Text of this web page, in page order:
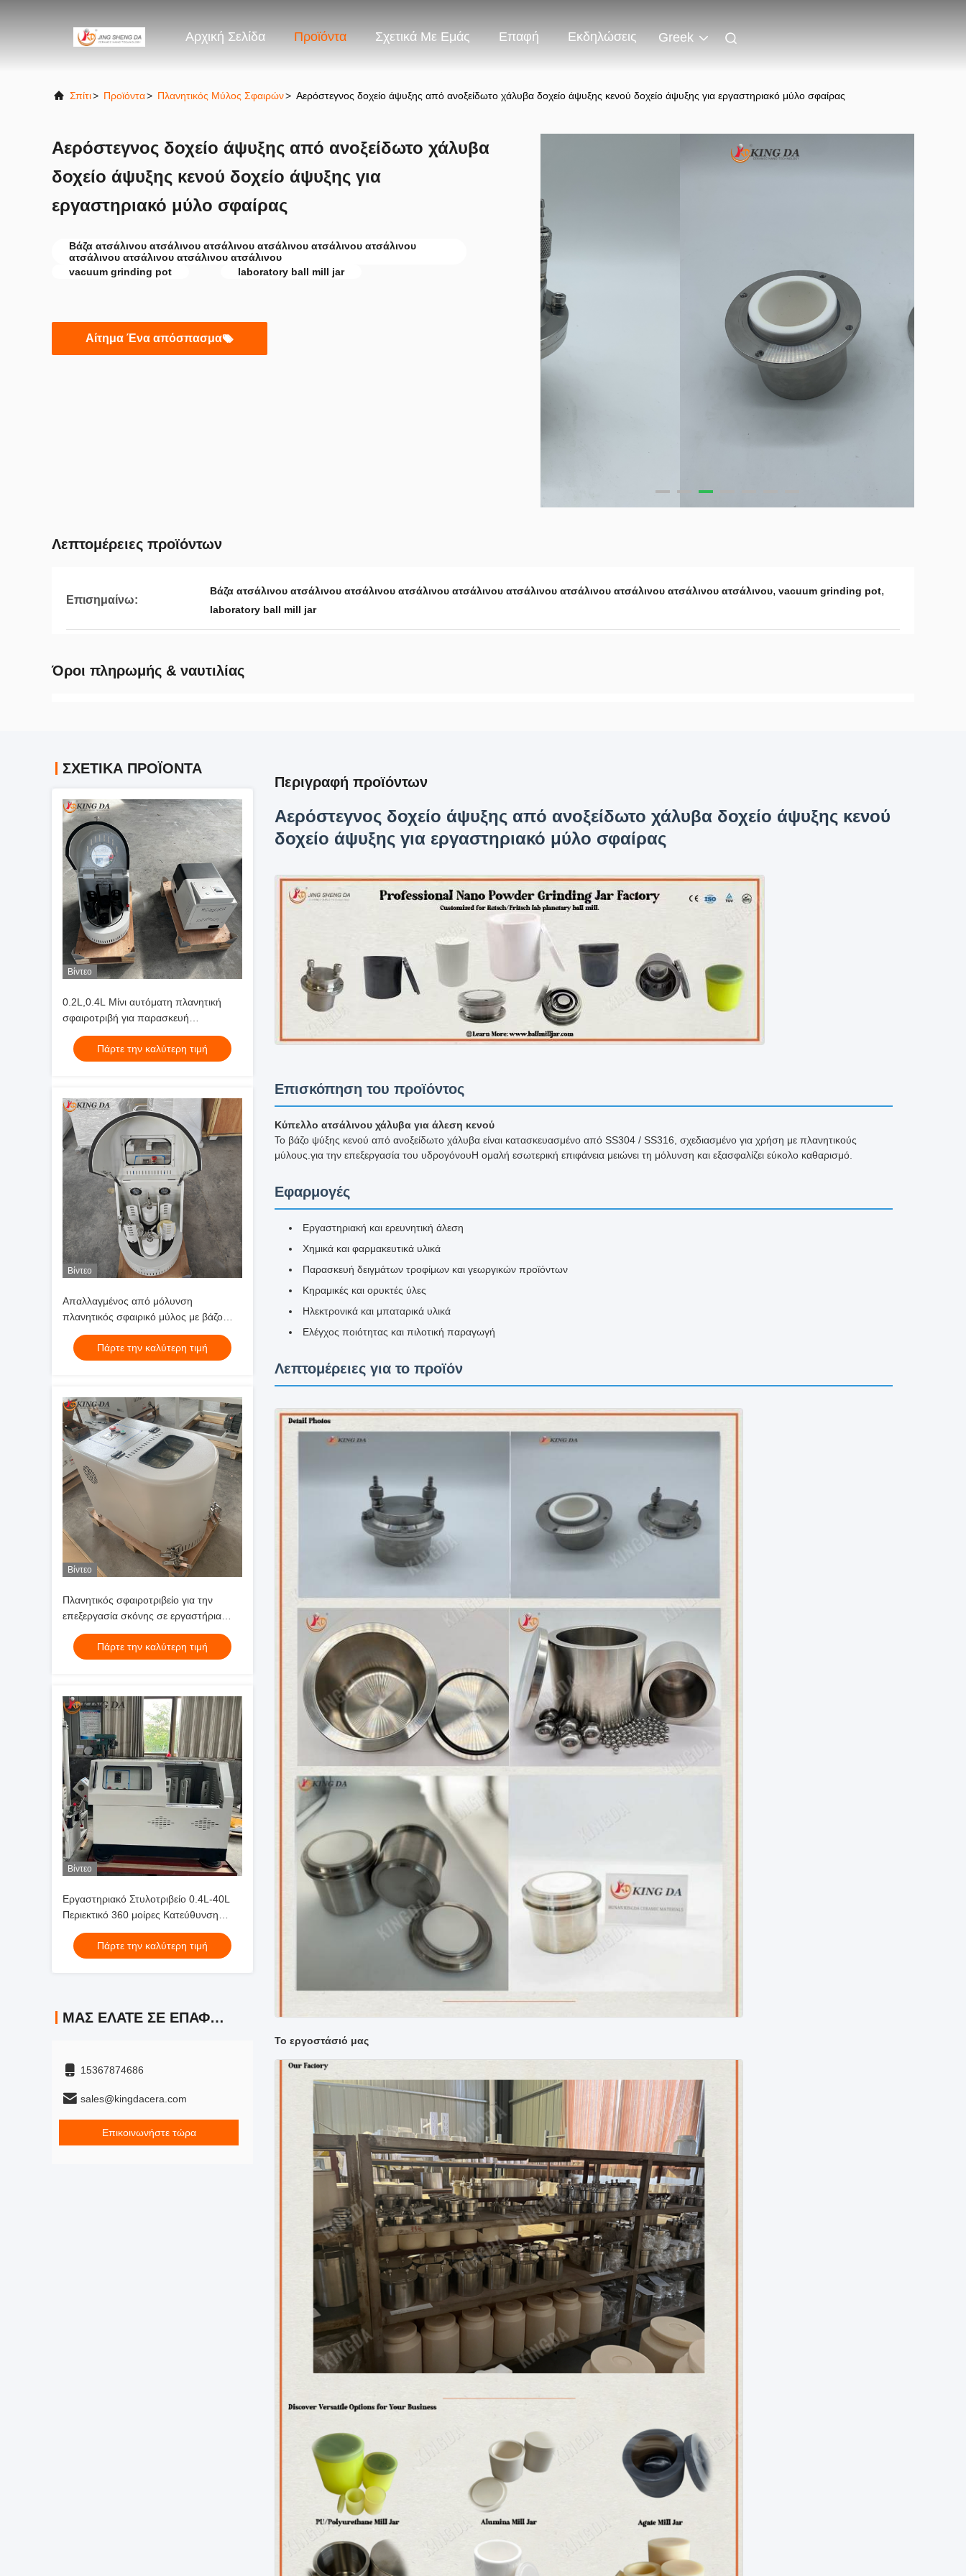
Αρχική Σελίδα Προϊόντα Σχετικά Με Εμάς Επαφή Εκδηλώσεις Greek
Σπίτι> Προϊόντα> Πλανητικός Μύλος Σφαιρών> Αερόστεγνος δοχείο άψυξης από ανοξείδωτο χάλυβα δοχείο άψυξης κενού δοχείο άψυξης για εργαστηριακό μύλο σφαίρας
Αερόστεγνος δοχείο άψυξης από ανοξείδωτο χάλυβα
δοχείο άψυξης κενού δοχείο άψυξης για
εργαστηριακό μύλο σφαίρας
Βάζα ατσάλινου ατσάλινου ατσάλινου ατσάλινου ατσάλινου ατσάλινου
ατσάλινου ατσάλινου ατσάλινου ατσάλινου
vacuum grinding pot
laboratory ball mill jar
Αίτημα Ένα απόσπασμα
Λεπτομέρειες προϊόντων
Επισημαίνω:
Βάζα ατσάλινου ατσάλινου ατσάλινου ατσάλινου ατσάλινου ατσάλινου ατσάλινου ατσάλινου ατσάλινου ατσάλινου, vacuum grinding pot,
laboratory ball mill jar
Όροι πληρωμής & ναυτιλίας
ΣΧΕΤΙΚΆ ΠΡΟΪΌΝΤΑ
Βίντεο
0.2L,0.4L Μίνι αυτόματη πλανητική
σφαιροτριβή για παρασκευή
νανοσωματιδίων
Πάρτε την καλύτερη τιμή
Βίντεο
Απαλλαγμένος από μόλυνση
πλανητικός σφαιρικό μύλος με βάζο
άλεσης από ζιρκόνιο για επεξεργασία
σκόνης υψηλής καθαρότητας
Πάρτε την καλύτερη τιμή
Βίντεο
Πλανητικός σφαιροτριβείο για την
επεξεργασία σκόνης σε εργαστήρια
πανεπιστημίων και επιστημονική
έρευνα
Πάρτε την καλύτερη τιμή
Βίντεο
Εργαστηριακό Στυλοτριβείο 0.4L-40L
Περιεκτικό 360 μοίρες Κατεύθυνση
Πλανητικό Στυλοτριβείο Μηχανή για την
ακριβή σκόνη άλεσης
Πάρτε την καλύτερη τιμή
ΜΑΣ ΕΛΆΤΕ ΣΕ ΕΠΑΦΉ ΜΕ
15367874686
sales@kingdacera.com
Επικοινωνήστε τώρα
Περιγραφή προϊόντων
Αερόστεγνος δοχείο άψυξης από ανοξείδωτο χάλυβα δοχείο άψυξης κενού
δοχείο άψυξης για εργαστηριακό μύλο σφαίρας
Επισκόπηση του προϊόντος
Κύπελλο ατσάλινου χάλυβα για άλεση κενού
Το βάζο ψύξης κενού από ανοξείδωτο χάλυβα είναι κατασκευασμένο από SS304 / SS316, σχεδιασμένο για χρήση με πλανητικούς
μύλους.για την επεξεργασία του υδρογόνουΗ ομαλή εσωτερική επιφάνεια μειώνει τη μόλυνση και εξασφαλίζει εύκολο καθαρισμό.
Εφαρμογές
Εργαστηριακή και ερευνητική άλεση
Χημικά και φαρμακευτικά υλικά
Παρασκευή δειγμάτων τροφίμων και γεωργικών προϊόντων
Κηραμικές και ορυκτές ύλες
Ηλεκτρονικά και μπαταρικά υλικά
Ελέγχος ποιότητας και πιλοτική παραγωγή
Λεπτομέρειες για το προϊόν
Το εργοστάσιό μας